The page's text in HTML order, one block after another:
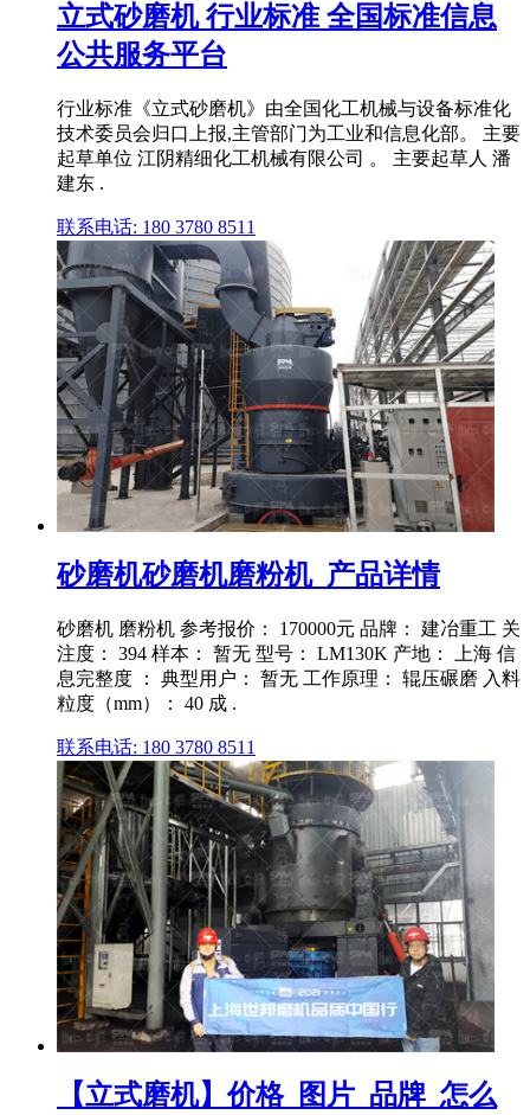
立式砂磨机 行业标准 全国标准信息
公共服务平台
行业标准《立式砂磨机》由全国化工机械与设备标准化
技术委员会归口上报,主管部门为工业和信息化部。 主要
起草单位 江阴精细化工机械有限公司 。 主要起草人 潘
建东 .
联系电话: 180 3780 8511
砂磨机砂磨机磨粉机_产品详情
砂磨机 磨粉机 参考报价： 170000元 品牌： 建冶重工 关
注度： 394 样本： 暂无 型号： LM130K 产地： 上海 信
息完整度 ： 典型用户： 暂无 工作原理： 辊压碾磨 入料
粒度（mm）： 40 成 .
联系电话: 180 3780 8511
【立式磨机】价格_图片_品牌_怎么